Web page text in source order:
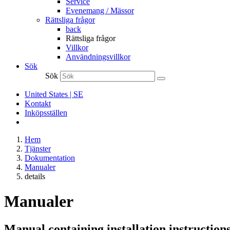
Evenemang / Mässor
Rättsliga frågor
back
Rättsliga frågor
Villkor
Användningsvillkor
Sök
Sök
United States | SE
Kontakt
Inköpsställen
Hem
Tjänster
Dokumentation
Manualer
details
Manualer